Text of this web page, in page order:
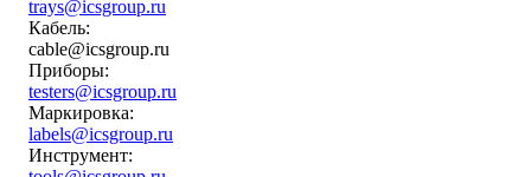
trays@icsgroup.ru
Кабель:
cable@icsgroup.ru
Приборы:
testers@icsgroup.ru
Маркировка:
labels@icsgroup.ru
Инструмент: